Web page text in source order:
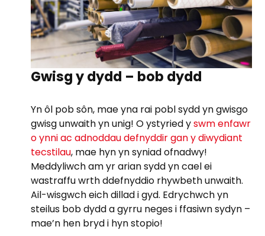
Gwisg y dydd – bob dydd
Yn ôl pob sôn, mae yna rai pobl sydd yn gwisgo
gwisg unwaith yn unig! O ystyried yswm enfawr
o ynni ac adnoddau defnyddir gan y diwydiant
tecstilau, mae hyn yn syniad ofnadwy!
Meddyliwch am yr arian sydd yn cael ei
wastraffu wrth ddefnyddio rhywbeth unwaith.
Ail-wisgwch eich dillad i gyd. Edrychwch yn
steilus bob dydd a gyrru neges i ffasiwn sydyn –
mae’n hen bryd i hyn stopio!